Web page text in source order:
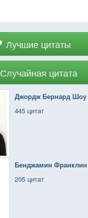
Лучшие цитаты
Случайная цитата
Джордж Бернард Шоу
445 цитат
Бенджамин Франклин
205 цитат